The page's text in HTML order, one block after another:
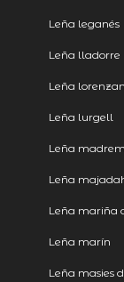
Leña leganés
Leña lladorre
Leña
Leña lurgell
Leña
Leña
Leña mariña
Leña marín
Leña masies